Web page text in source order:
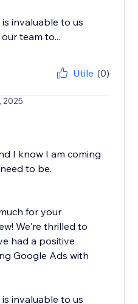
invaluable to us
team to...
Utile (0)
2025
I know I am coming
to be.
for your
We're thrilled to
had a positive
Google Ads with
invaluable to us